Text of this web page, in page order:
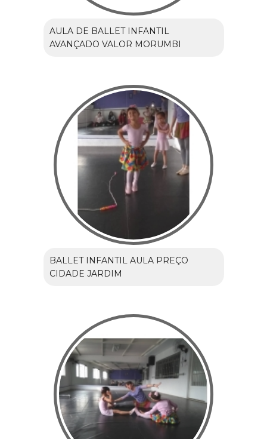
AULA DE BALLET INFANTIL
AVANÇADO VALOR MORUMBI
BALLET INFANTIL AULA PREÇO
CIDADE JARDIM